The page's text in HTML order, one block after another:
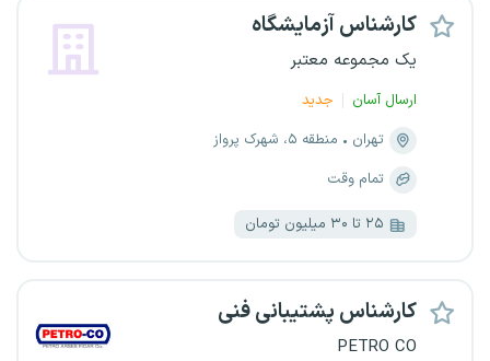
کارشناس آزمایشگاه
یک مجموعه معتبر
ارسال آسان
جدید
تهران
منطقه ۵، شهرک پرواز
تمام وقت
۲۵ تا ۳۰ میلیون تومان
کارشناس پشتیبانی فنی
PETRO CO